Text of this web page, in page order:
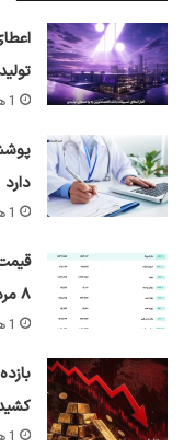
1 هفته پیش
دارد
1 هفته پیش
۸ مرداد ۱۴۰۵
1 هفته پیش
1 هفته پیش